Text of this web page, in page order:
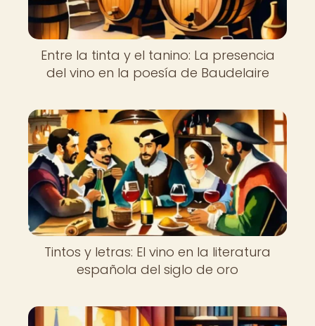
Entre la tinta y el tanino: La presencia
del vino en la poesía de Baudelaire
Tintos y letras: El vino en la literatura
española del siglo de oro